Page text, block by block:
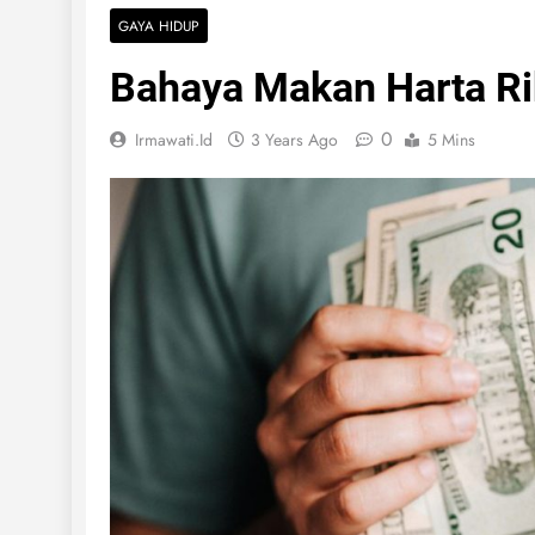
GAYA HIDUP
Bahaya Makan Harta
Irmawati.id 3 Years Ago 0 5 Mins